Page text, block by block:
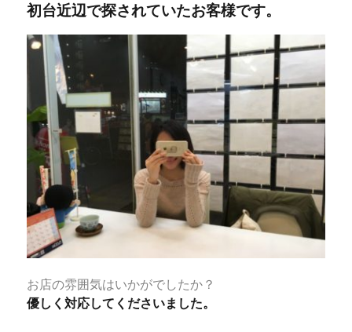
リ
初台近辺で探されていたお客様です。
お店の雰囲気はいかがでしたか？
優しく対応してくださいました。